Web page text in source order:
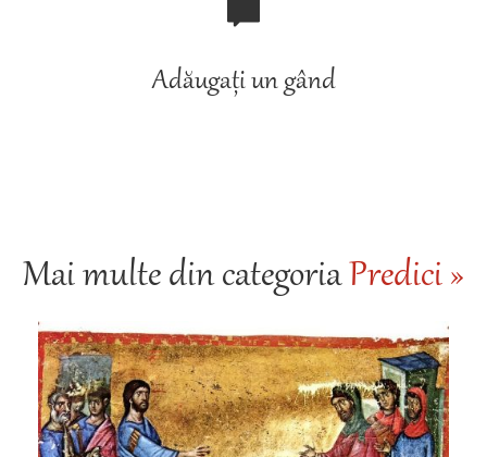
Adăugați un gând
Mai multe din categoriaPredici »